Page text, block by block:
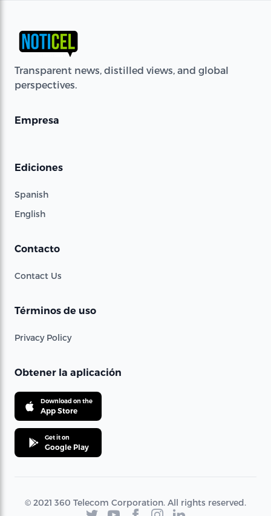
Transparent news, distilled views, and global
perspectives.
Empresa
Ediciones
Spanish
English
Contacto
Contact Us
Términos de uso
Privacy Policy
Obtener la aplicación
Download on the
App Store
Get it on
Google Play
© 2021 360 Telecom Corporation. All rights reserved.